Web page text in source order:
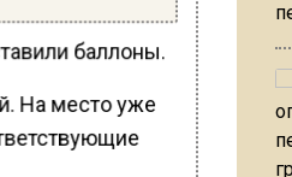
баллоны.
На место уже